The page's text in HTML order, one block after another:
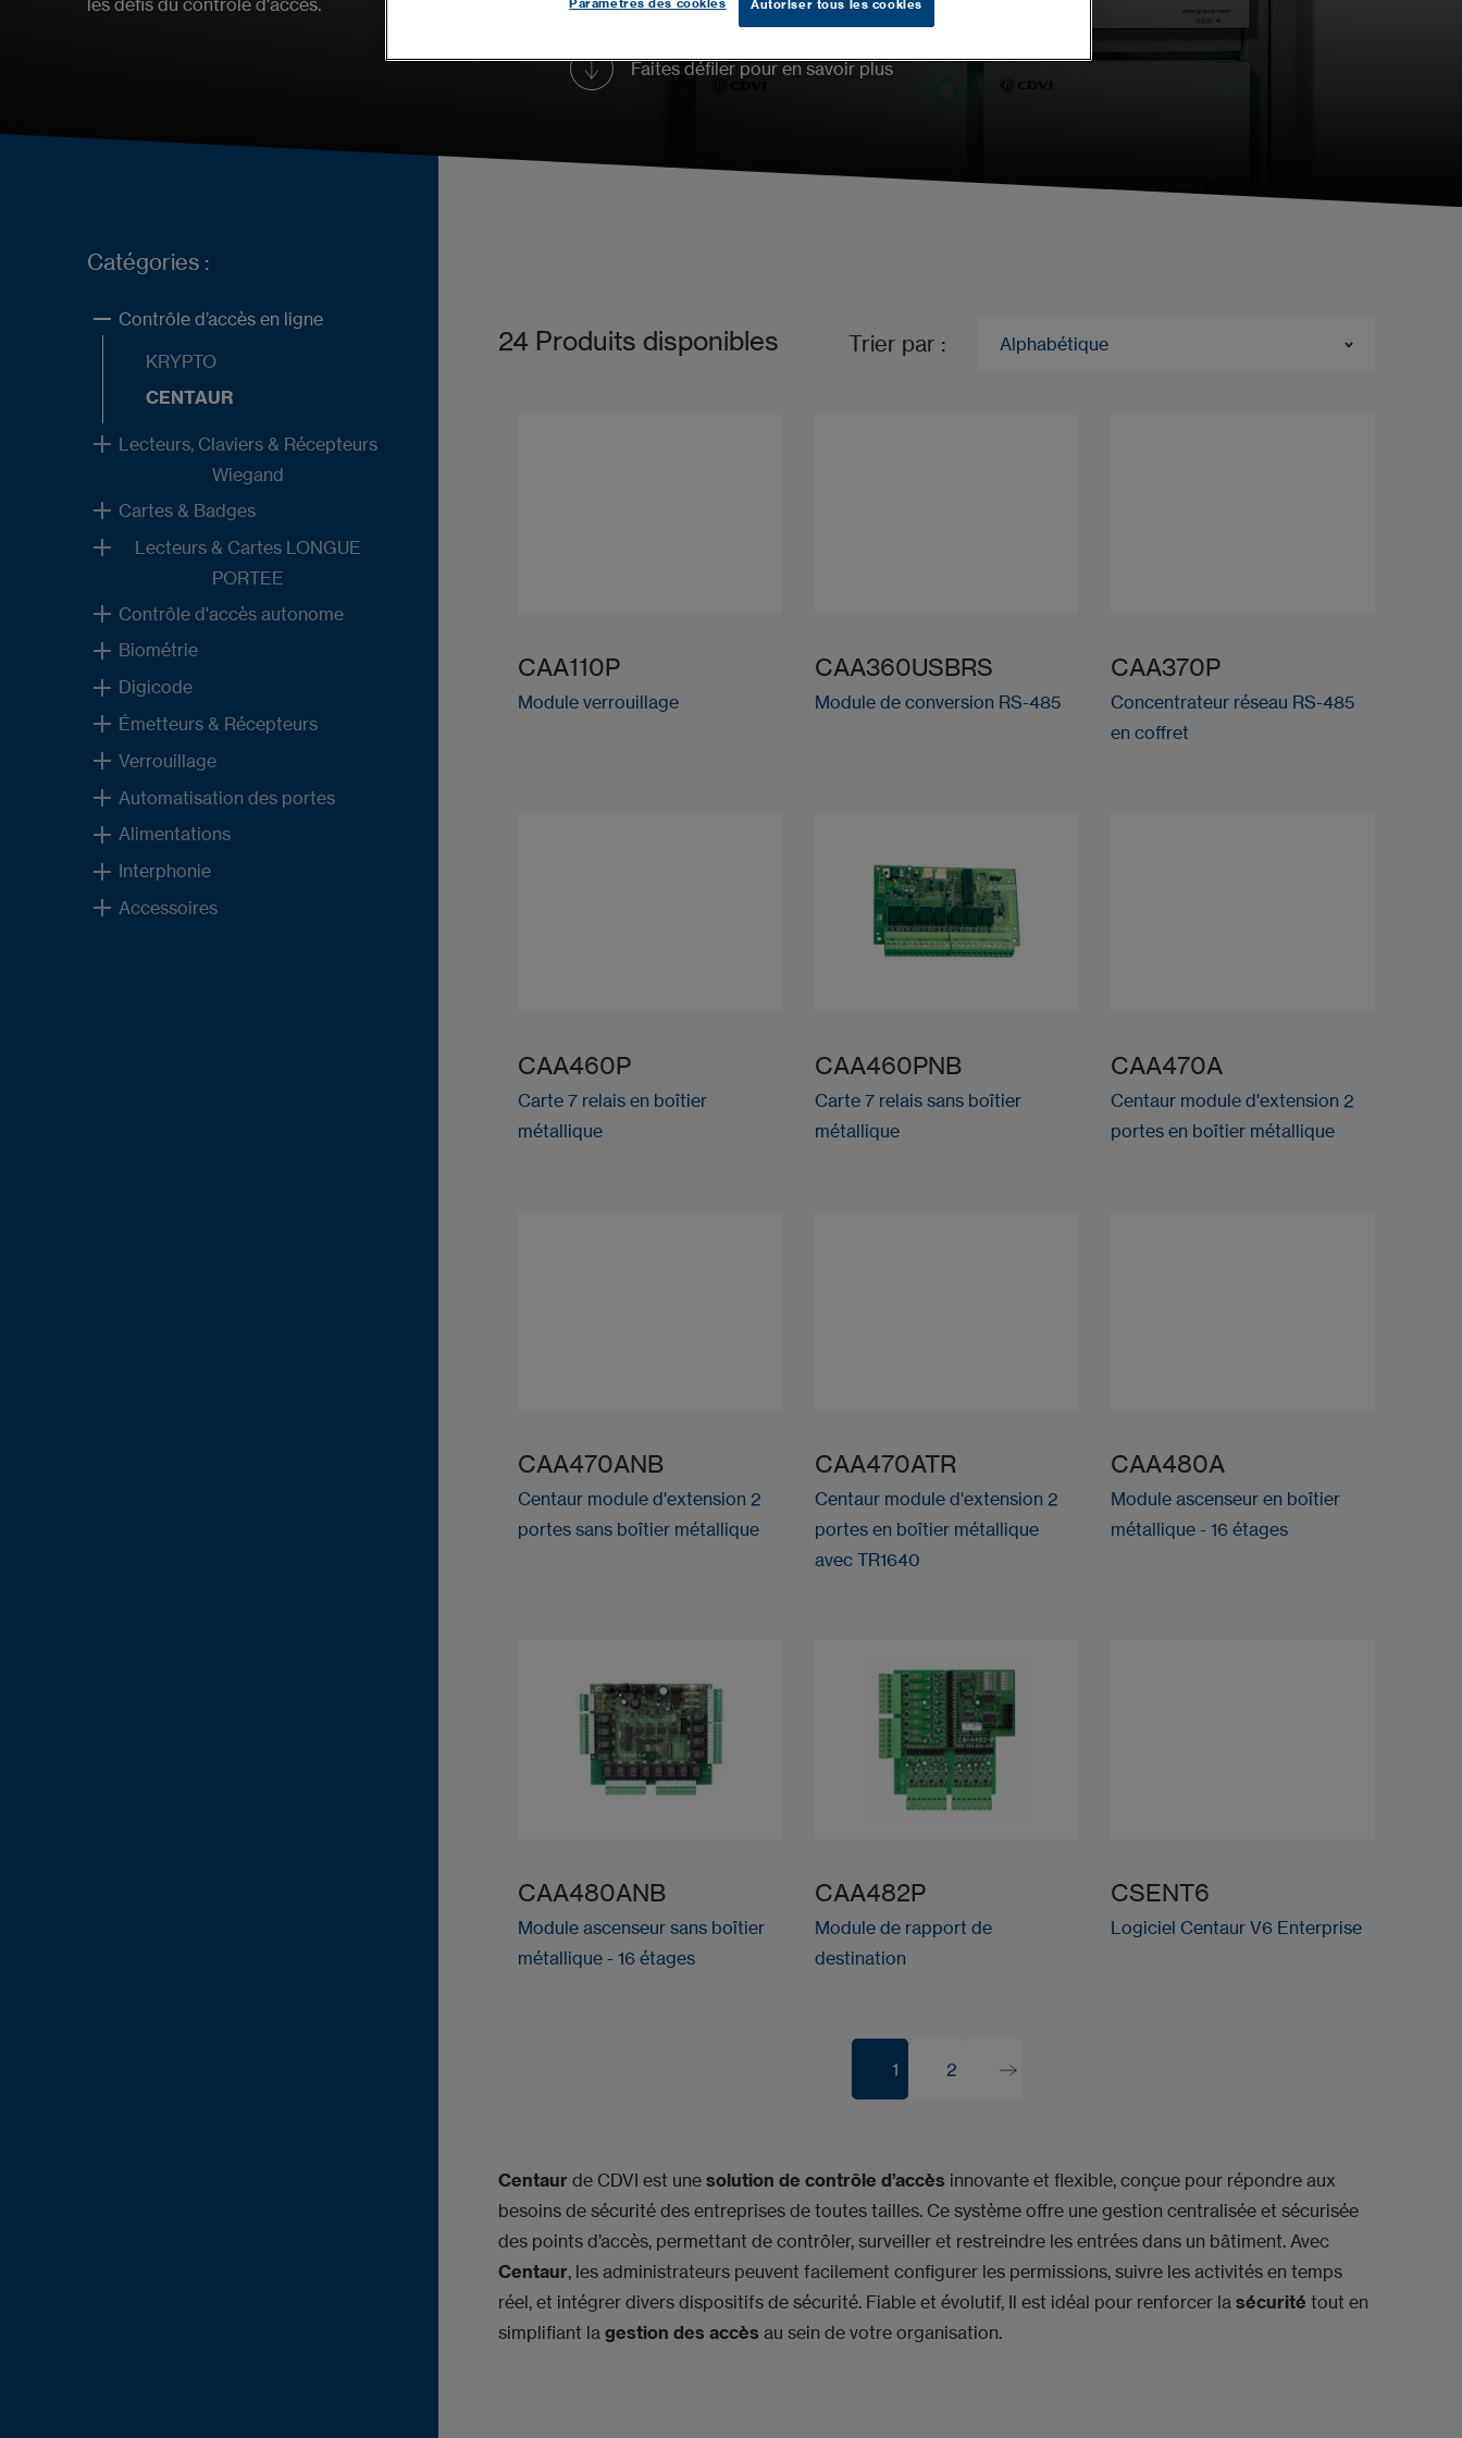
les défis du contrôle d'accès.
Faites défiler pour en savoir plus
Catégories :
Contrôle d’accès en ligne
KRYPTO
CENTAUR
Lecteurs, Claviers & Récepteurs
Wiegand
Cartes & Badges
Lecteurs & Cartes LONGUE
PORTEE
Contrôle d'accès autonome
Biométrie
Digicode
Émetteurs & Récepteurs
Verrouillage
Automatisation des portes
Alimentations
Interphonie
Accessoires
24 Produits disponibles Trier par : Alphabétique
CAA110P
Module verrouillage
CAA360USBRS
Module de conversion RS-485
CAA370P
Concentrateur réseau RS-485
en coffret
CAA460P
Carte 7 relais en boîtier
métallique
CAA460PNB
Carte 7 relais sans boîtier
métallique
CAA470A
Centaur module d'extension 2
portes en boîtier métallique
CAA470ANB
Centaur module d'extension 2
portes sans boîtier métallique
CAA470ATR
Centaur module d'extension 2
portes en boîtier métallique
avec TR1640
CAA480A
Module ascenseur en boîtier
métallique - 16 étages
CAA480ANB
Module ascenseur sans boîtier
métallique - 16 étages
CAA482P
Module de rapport de
destination
CSENT6
Logiciel Centaur V6 Enterprise
1 2
Centaur de CDVI est unesolution de contrôle d’accès innovante et flexible, conçue pour répondre aux
besoins de sécurité des entreprises de toutes tailles. Ce système offre une gestion centralisée et sécurisée
des points d’accès, permettant de contrôler, surveiller et restreindre les entrées dans un bâtiment. Avec
Centaur, les administrateurs peuvent facilement configurer les permissions, suivre les activités en temps
réel, et intégrer divers dispositifs de sécurité. Fiable et évolutif, Il est idéal pour renforcer lasécurité tout en
simplifiant lagestion des accès au sein de votre organisation.
Autoriser tous les cookies